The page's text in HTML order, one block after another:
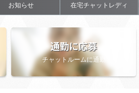
お知らせ 在宅チャットレディ
通勤に応募
チャットルームに通勤